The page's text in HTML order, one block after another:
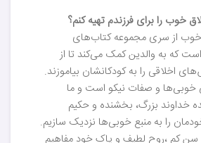
خوب را برای فرزندم تهیه کنم؟
از سری مجموعه کتاب‌های
که به والدین کمک می‌کند تا از
اخلاقی را به کودکانشان بیاموزند.
خوبی‌ها و صفات نیکو است و ما
خداوند بزرگ، بخشنده و حکیم
را به منبع خوبی‌ها نزدیک سازیم.